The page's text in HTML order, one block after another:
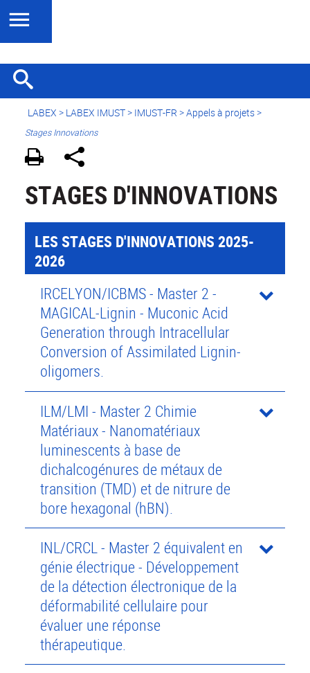
LABEX > LABEX IMUST> IMUST-FR > Appels à projets >
Stages Innovations
STAGES D'INNOVATIONS
LES STAGES D'INNOVATIONS 2025-
2026
IRCELYON/ICBMS - Master 2 -
MAGICAL-Lignin - Muconic Acid
Generation through Intracellular
Conversion of Assimilated Lignin-
oligomers.
ILM/LMI - Master 2 Chimie
Matériaux - Nanomatériaux
luminescents à base de
dichalcogénures de métaux de
transition (TMD) et de nitrure de
bore hexagonal (hBN).
INL/CRCL - Master 2 équivalent en
génie électrique - Développement
de la détection électronique de la
déformabilité cellulaire pour
évaluer une réponse
thérapeutique.